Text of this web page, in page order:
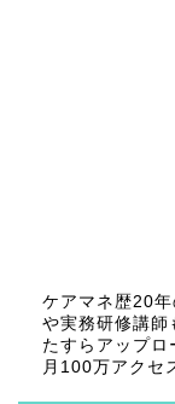
ケアマネ歴20
や実務研修講師
たすらアップ
月100万アクセ